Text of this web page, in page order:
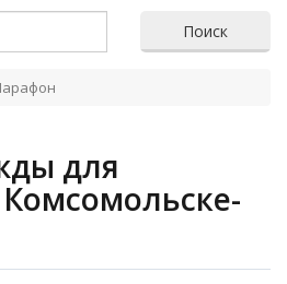
Поиск
для